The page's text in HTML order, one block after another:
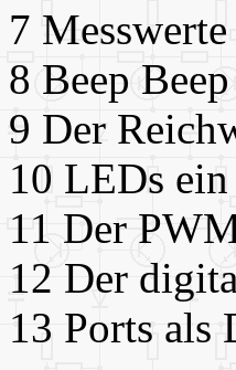
7
8 Beep
9 Der
10 LEDs
11 Der
12 Der
13 Ports als